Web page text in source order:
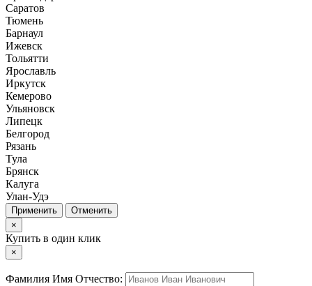
Саратов
Тюмень
Барнаул
Ижевск
Тольятти
Ярославль
Иркутск
Кемерово
Ульяновск
Липецк
Белгород
Рязань
Тула
Брянск
Калуга
Улан-Удэ
Отменить
×
Купить в один клик
×
Фамилия Имя Отчество: